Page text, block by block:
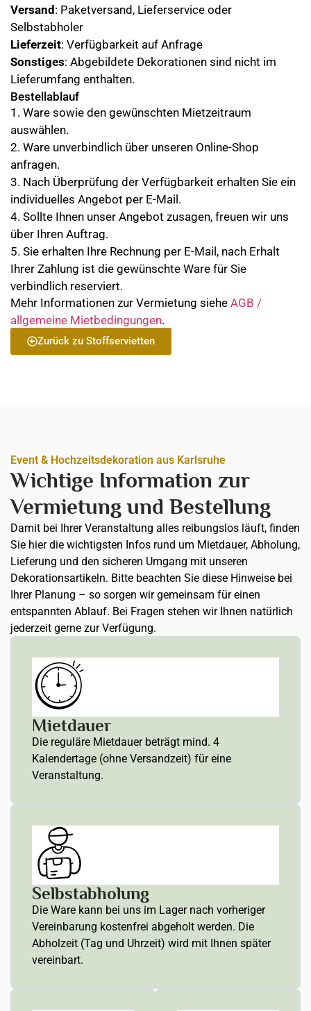
Versand: Paketversand, Lieferservice oder
Selbstabholer
Lieferzeit: Verfügbarkeit auf Anfrage
Sonstiges: Abgebildete Dekorationen sind nicht im
Lieferumfang enthalten.
Bestellablauf
1. Ware sowie den gewünschten Mietzeitraum
auswählen.
2. Ware unverbindlich über unseren Online-Shop
anfragen.
3. Nach Überprüfung der Verfügbarkeit erhalten Sie ein
individuelles Angebot per E-Mail.
4. Sollte Ihnen unser Angebot zusagen, freuen wir uns
über Ihren Auftrag.
5. Sie erhalten Ihre Rechnung per E-Mail, nach Erhalt
Ihrer Zahlung ist die gewünschte Ware für Sie
verbindlich reserviert.
Mehr Informationen zur Vermietung siehe AGB /
allgemeine Mietbedingungen.
Zurück zu Stoffservietten
Event & Hochzeitsdekoration aus Karlsruhe
Wichtige Information zur
Vermietung und Bestellung
Damit bei Ihrer Veranstaltung alles reibungslos läuft, finden
Sie hier die wichtigsten Infos rund um Mietdauer, Abholung,
Lieferung und den sicheren Umgang mit unseren
Dekorationsartikeln. Bitte beachten Sie diese Hinweise bei
Ihrer Planung – so sorgen wir gemeinsam für einen
entspannten Ablauf. Bei Fragen stehen wir Ihnen natürlich
jederzeit gerne zur Verfügung.
Mietdauer
Die reguläre Mietdauer beträgt mind. 4
Kalendertage (ohne Versandzeit) für eine
Veranstaltung.
Selbstabholung
Die Ware kann bei uns im Lager nach vorheriger
Vereinbarung kostenfrei abgeholt werden. Die
Abholzeit (Tag und Uhrzeit) wird mit Ihnen später
vereinbart.